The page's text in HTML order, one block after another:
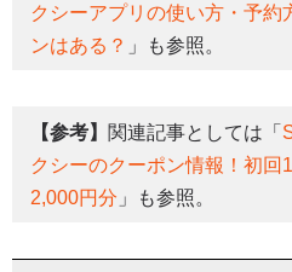
クシーアプリの使い方・予約
ンはある？ 」も参照。
【参考】 関連記事としては「
クシーのクーポン情報！初回
2,000円分 」も参照。